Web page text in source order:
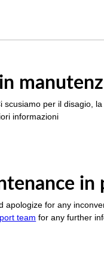
scusiamo per il disagio,
informazioni
in
apologize for any
team for any further